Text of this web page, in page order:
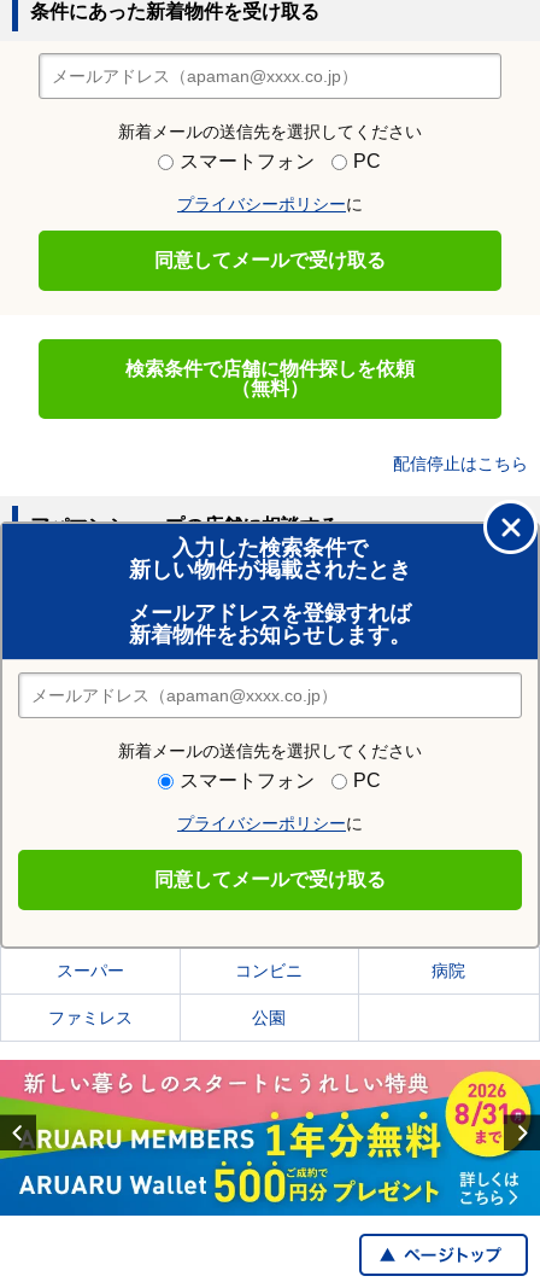
条件にあった新着物件を受け取る
新着メールの送信先を選択してください
スマートフォン PC
プライバシーポリシーに
同意してメールで受け取る
検索条件で店舗に物件探しを依頼
（無料）
配信停止はこちら
入力した検索条件で
新しい物件が掲載されたとき
メールアドレスを登録すれば
新着物件をお知らせします。
新着メールの送信先を選択してください
スマートフォン PC
プライバシーポリシーに
同意してメールで受け取る
アパマンショップの店舗に相談する
賃貸のプロがお部屋探し！
おまかせ物件リクエスト
住みたい街の店舗を探す
店舗検索
住む街研究所で由布市の情報を見る
由布市の施設一覧
スーパー コンビニ 病院
ファミレス 公園
Previous